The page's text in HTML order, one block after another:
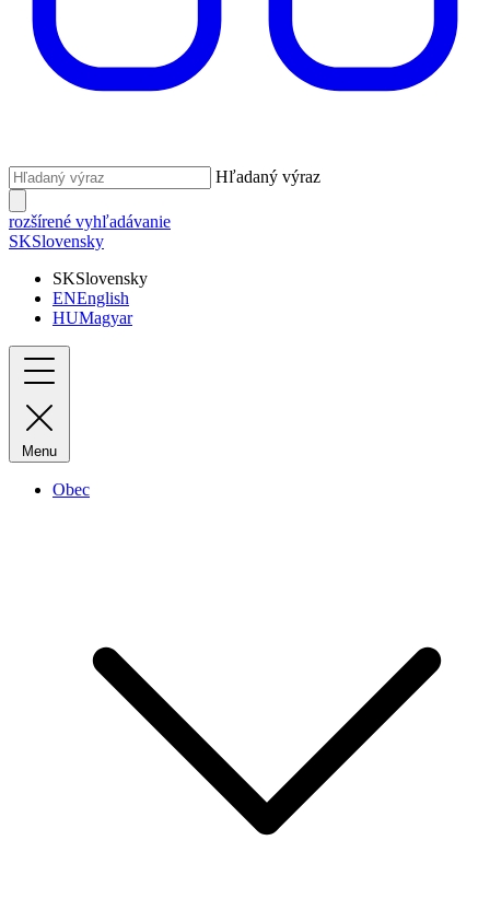
Hľadaný výraz
rozšírené vyhľadávanie
SKSlovensky
SKSlovensky
ENEnglish
HUMagyar
Menu
Obec